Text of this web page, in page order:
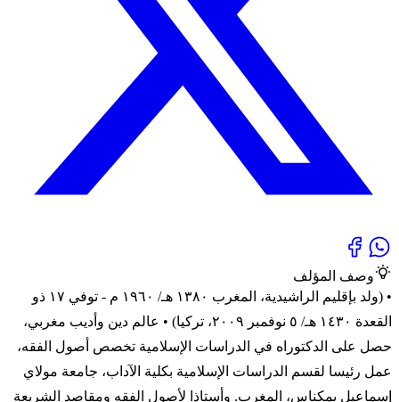
وصف المؤلف
• (ولد بإقليم الراشيدية، المغرب ١٣٨٠ هـ/ ١٩٦٠ م - توفي ١٧ ذو
القعدة ١٤٣٠ هـ/ ٥ نوفمبر ٢٠٠٩، تركيا) • عالم دين وأديب مغربي،
حصل على الدكتوراه في الدراسات الإسلامية تخصص أصول الفقه،
عمل رئيسا لقسم الدراسات الإسلامية بكلية الآداب، جامعة مولاي
إسماعيل بمكناس، المغرب. وأستاذا لأصول الفقه ومقاصد الشريعة